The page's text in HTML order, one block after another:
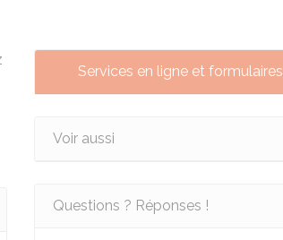
Services en ligne et formulaires
Voir aussi
Questions ? Réponses !